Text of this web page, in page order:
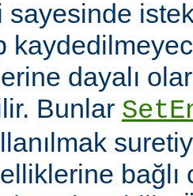
sayesinde
dayalı
Bunlar